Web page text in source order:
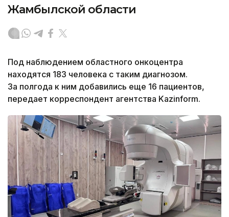
Жамбылской области
Под наблюдением областного онкоцентра
находятся 183 человека с таким диагнозом.
За полгода к ним добавились еще 16 пациентов,
передает корреспондент агентства Kazinform.